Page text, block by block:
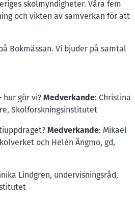
skolmyndigheter. Våra fem
och vikten av samverkan för att
Bokmässan. Vi bjuder på samtal
hur gör vi? Medverkande: Christina
Skolforskningsinstitutet
Medverkande: Mikael
och Helén Ängmo, gd,
Lindgren, undervisningsråd,